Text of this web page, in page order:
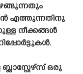
എത്തുന്നതിനു
നീക്കങ്ങൾ
ഒരു